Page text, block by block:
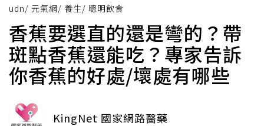
udn/ 元氣網/ 養生/ 聰明飲食
香蕉要選直的還是彎的？帶
斑點香蕉還能吃？專家告訴
你香蕉的好處/壞處有哪些
KingNet 國家網路醫藥